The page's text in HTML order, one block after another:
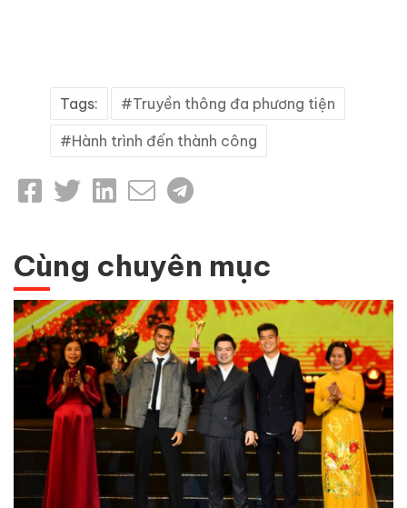
Tags: Truyền thông đa phương tiện
Hành trình đến thành công
Cùng chuyên mục